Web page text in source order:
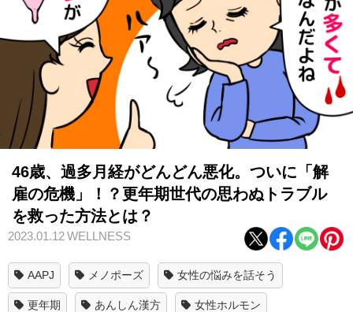
46歳、過多月経がどんどん悪化。ついに「解
雇の危機」！？更年期世代の思わぬトラブル
を救った方法とは？
2023.01.12WELLNESS
AAPJ メノポーズ 女性の悩みを話そう
更年期 あんしん漢方 女性ホルモン